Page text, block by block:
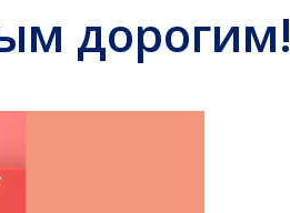
дорогим!